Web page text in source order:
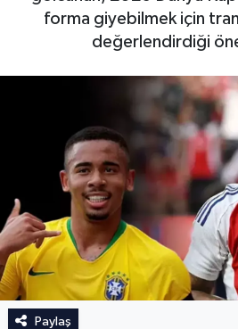
forma giyebilmek için
değerlendirdiği
Paylaş
İngiltere Premier Lig
Almanya Bundesliga
Serie A
İngiltere Premier Lig
La Liga
Almanya Bundesliga
Serie A
Fransa Ligue 1
Eredevise
Portekiz Ligi